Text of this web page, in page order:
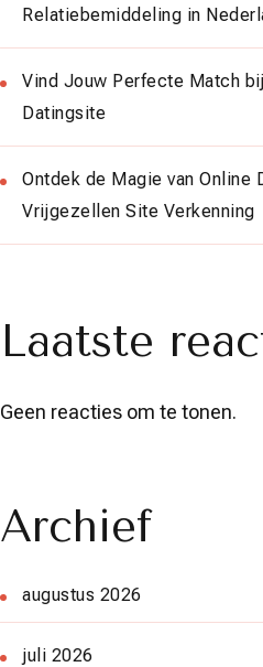
Relatiebemiddeling in
Vind Jouw Perfecte Match
Datingsite
Ontdek de Magie van Online
Vrijgezellen Site Verkenning
Laatste
Geen reacties om te tonen.
Archief
augustus 2026
juli 2026